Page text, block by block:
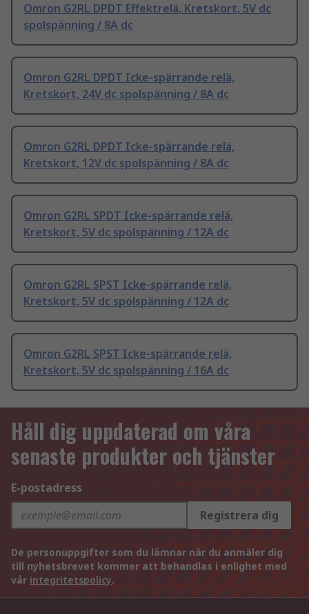
Omron G2RL DPDT Effektrelä, Kretskort, 5V dc
spolspänning / 8A dc
Omron G2RL DPDT Icke-spärrande relä,
Kretskort, 24V dc spolspänning / 8A dc
Omron G2RL DPDT Icke-spärrande relä,
Kretskort, 12V dc spolspänning / 8A dc
Omron G2RL SPDT Icke-spärrande relä,
Kretskort, 5V dc spolspänning / 12A dc
Omron G2RL SPST Icke-spärrande relä,
Kretskort, 5V dc spolspänning / 12A dc
Omron G2RL SPST Icke-spärrande relä,
Kretskort, 5V dc spolspänning / 16A dc
Håll dig uppdaterad om våra
senaste produkter och tjänster
E-postadress
Registrera dig
De personuppgifter som du lämnar när du anmäler dig
till nyhetsbrevet kommer att behandlas i enlighet med
vår integritetspolicy.